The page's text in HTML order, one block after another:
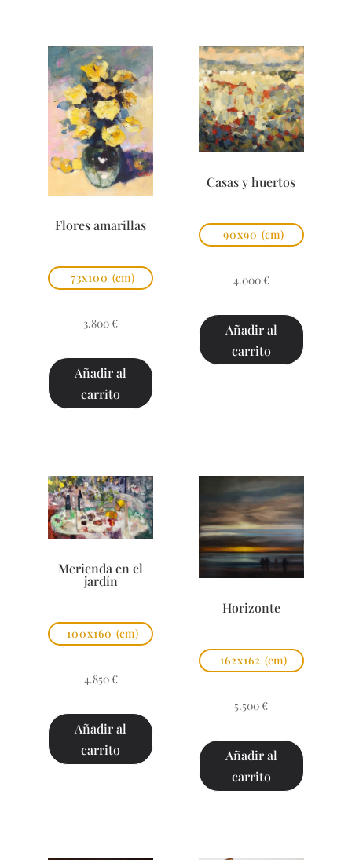
Flores amarillas
73x100 (cm)
3.800 €
Añadir al
carrito
Casas y huertos
90x90 (cm)
4.000 €
Añadir al
carrito
Merienda en el
jardín
100x160 (cm)
4.850 €
Añadir al
carrito
Horizonte
162x162 (cm)
5.500 €
Añadir al
carrito